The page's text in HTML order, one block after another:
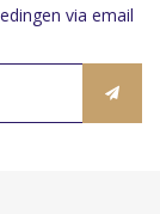
via email